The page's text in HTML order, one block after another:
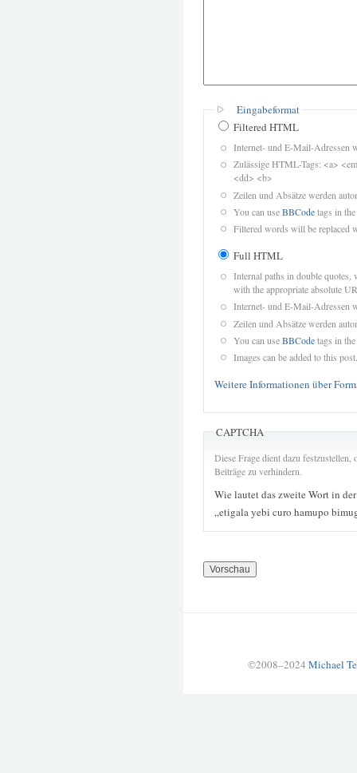
Eingabeformat
Filtered HTML
Internet- und E-Mail-Adressen
Zulässige HTML-Tags: <a>
<dd> <b>
Zeilen und Absätze werden
You can useBBCodetags in
Filtered words will be replaced
Full HTML
Internal paths in double quotes,
with the appropriate absolute
Internet- und E-Mail-Adressen
Zeilen und Absätze werden
You can useBBCodetags in
Images can be added to this post.
Weitere Informationen über
CAPTCHA
Diese Frage dient dazu
Beiträge zu verhindern.
Wie lautet das zweite Wort in
„etigala yebi curo hamupo
©2008–2024 Michael